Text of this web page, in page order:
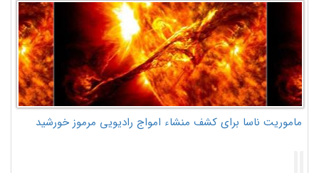
ماموریت ناسا برای کشف منشاء امواج رادیویی مرموز خورشید